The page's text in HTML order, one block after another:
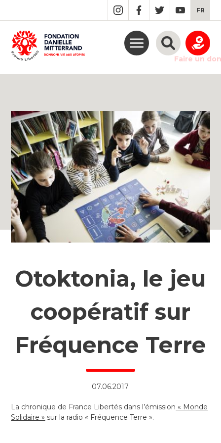
MAIN
CONTENT
FR
Faire un don
Otoktonia, le jeu
coopératif sur
Fréquence Terre
07.06.2017
La chronique de France Libertés dans l’émission « Monde
Solidaire » sur la radio « Fréquence Terre ».